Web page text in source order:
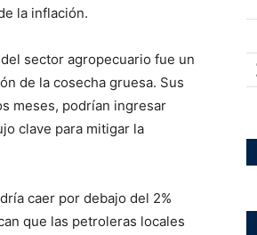
la inflación.
sector agropecuario fue un
de la cosecha gruesa. Sus
meses, podrían ingresar
clave para mitigar la
caer por debajo del 2%
que las petroleras locales